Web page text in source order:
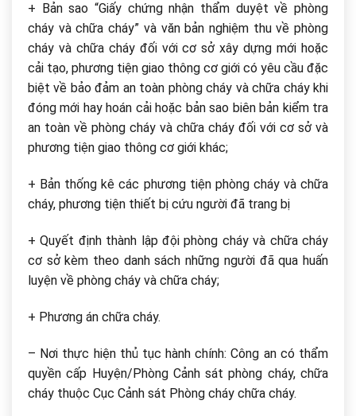
+ Bản sao “Giấy chứng nhận thẩm duyệt về phòng
cháy và chữa cháy” và văn bản nghiệm thu về phòng
cháy và chữa cháy đối với cơ sở xây dựng mới hoặc
cải tạo, phương tiện giao thông cơ giới có yêu cầu đặc
biệt về bảo đảm an toàn phòng cháy và chữa cháy khi
đóng mới hay hoán cải hoặc bản sao biên bản kiểm tra
an toàn về phòng cháy và chữa cháy đối với cơ sở và
phương tiện giao thông cơ giới khác;
+ Bản thống kê các phương tiện phòng cháy và chữa
cháy, phương tiện thiết bị cứu người đã trang bị
+ Quyết định thành lập đội phòng cháy và chữa cháy
cơ sở kèm theo danh sách những người đã qua huấn
luyện về phòng cháy và chữa cháy;
+ Phương án chữa cháy.
– Nơi thực hiện thủ tục hành chính: Công an có thẩm
quyền cấp Huyện/Phòng Cảnh sát phòng cháy, chữa
cháy thuộc Cục Cảnh sát Phòng cháy chữa cháy.